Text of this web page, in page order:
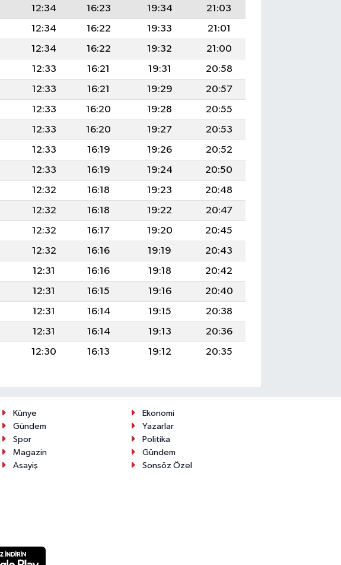
12:34 16:23 19:34
21:03
12:34 16:22 19:33
21:01
12:34 16:22 19:32
21:00
12:33 16:21 19:31
20:58
12:33 16:21 19:29
20:57
12:33 16:20 19:28
20:55
12:33 16:20 19:27
20:53
12:33 16:19 19:26
20:52
12:33 16:19 19:24
20:50
12:32 16:18 19:23
20:48
12:32 16:18 19:22
20:47
12:32 16:17 19:20
20:45
12:32 16:16 19:19
20:43
12:31 16:16 19:18
20:42
12:31 16:15 19:16
20:40
12:31 16:14 19:15
20:38
12:31 16:14 19:13
20:36
12:30 16:13 19:12 20:35
Künye
Ekonomi
Gündem
Yazarlar
Spor
Politika
Magazin
Gündem
Asayiş
Sonsöz Özel